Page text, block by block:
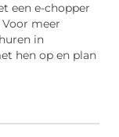
een e-chopper
meer
in
hen op en plan